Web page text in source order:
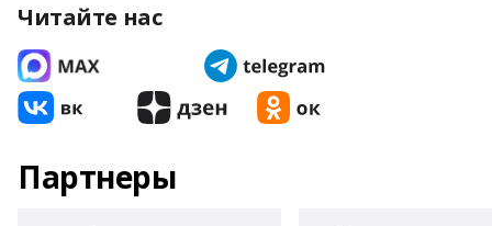
Читайте нас
Партнеры